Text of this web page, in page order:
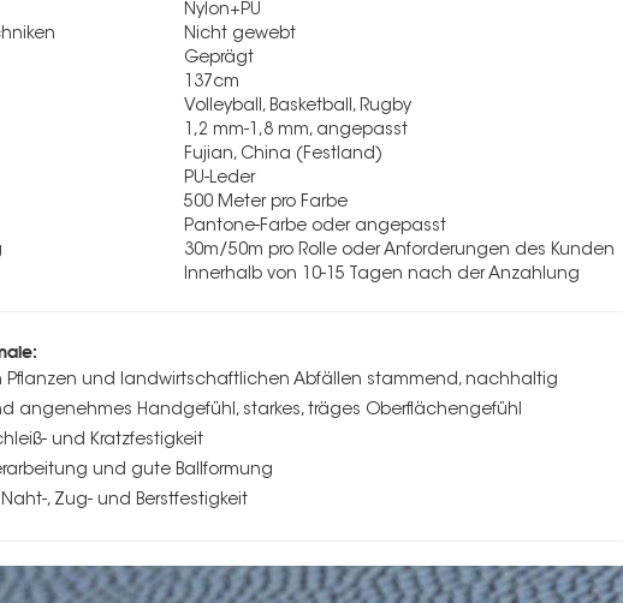
Nylon+PU
Nicht gewebt
Geprägt
137cm
Volleyball, Basketball, Rugby
1,2 mm-1,8 mm, angepasst
Fujian, China (Festland)
PU-Leder
500 Meter pro Farbe
Pantone-Farbe oder angepasst
30m/50m pro Rolle oder Anforderungen des Kunden
Innerhalb von 10-15 Tagen nach der Anzahlung
Pflanzen und landwirtschaftlichen Abfällen stammend, nachhaltig
angenehmes Handgefühl, starkes, träges Oberflächengefühl
und Kratzfestigkeit
und gute Ballformung
Naht-, Zug- und Berstfestigkeit